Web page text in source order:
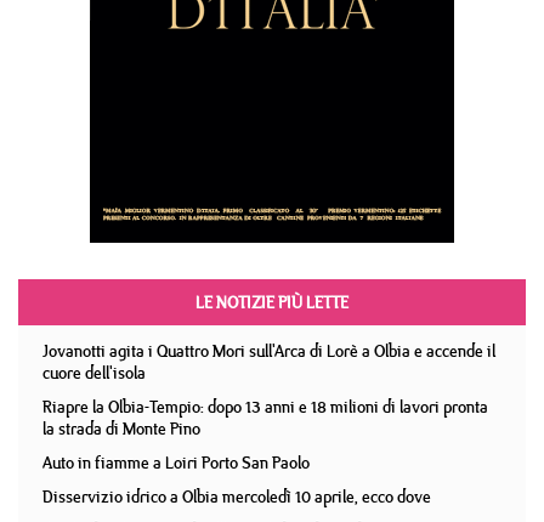
LE NOTIZIE PIÙ LETTE
Jovanotti agita i Quattro Mori sull'Arca di Lorè a Olbia e accende il
cuore dell'isola
Riapre la Olbia-Tempio: dopo 13 anni e 18 milioni di lavori pronta
la strada di Monte Pino
Auto in fiamme a Loiri Porto San Paolo
Disservizio idrico a Olbia mercoledì 10 aprile, ecco dove